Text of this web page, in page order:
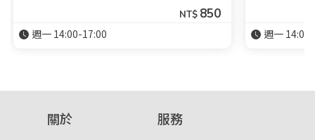
按下註冊即代表你同意我們的使用者條款與隱私權政
NT$ 850
週一 14:00-17:00 週一
關於 服務